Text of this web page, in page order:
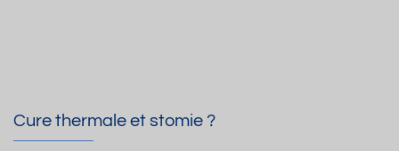
Cure thermale et stomie ?